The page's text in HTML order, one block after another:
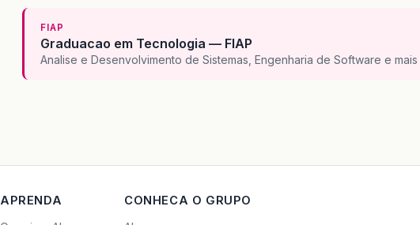
FIAP
Graduacao em Tecnologia — FIAP
Analise e Desenvolvimento de Sistemas, Engenharia de Software e mais
APRENDA
CONHECA O GRUPO